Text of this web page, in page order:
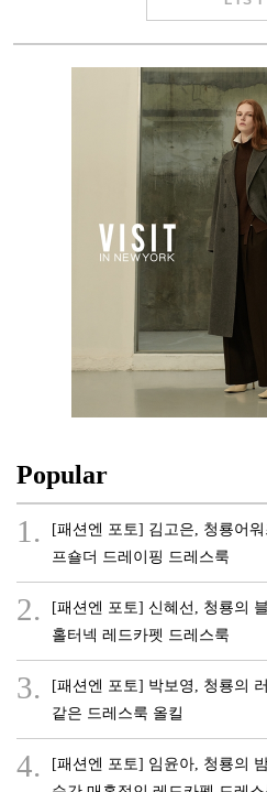
Popular
1.
[패션엔 포토] 김고은, 청룡어
프숄더 드레이핑 드레스룩
2.
[패션엔 포토] 신혜선, 청룡의
홀터넥 레드카펫 드레스룩
3.
[패션엔 포토] 박보영, 청룡의
같은 드레스룩 올킬
4.
[패션엔 포토] 임윤아, 청룡의